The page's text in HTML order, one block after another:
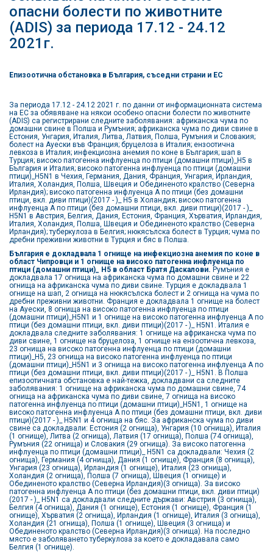
опасни болести по животните
(ADIS) за периода 17.12 - 24.12
2021г.
Епизоотична обстановка в България, съседни страни и ЕС
За периода 17.12 - 24.12 2021 г. по данни от информационната система
на ЕС за обявяване на някои особено опасни болести по животните
(ADIS) са регистрирани следните заболявания: африканска чума по
домашни свине в Полша и Румъния; африканска чума по диви свине в
Естония, Унгария, Италия, Литва, Латвия, Полша, Румъния и Словакия;
болест на Ауески във Франция; бруцелоза в Италия; ензоотична
левкоза в Италия; инфекциозна анемия по коне в България; шап в
Турция; високо патогенна инфлуенца по птици (домашни птици)_H5 в
България и Италия; високо патогенна инфлуенца по птици (домашни
птици)_H5N1 в Чехия, Германия, Дания, Франция, Унгария, Ирландия,
Италия, Холандия, Полша, Швеция и Обединеното кралство (Северна
Ирландия); високо патогенна инфлуенца А по птици (без домашни
птици, вкл. диви птици)(2017 - )_ H5 в Холандия; високо патогенна
инфлуенца А по птици (без домашни птици, вкл. диви птици)(2017 - )_
H5N1 в Австрия, Белгия, Дания, Естония, Франция, Хърватия, Ирландия,
Италия, Холандия, Полша, Швеция и Обединеното кралство (Северна
Ирландия); туберкулоза в Белгия; нюкясълска болест в Турция; чума по
дребни преживни животни в Турция и бяс в Полша.
България е докладвала 1 огнище на инфекциозна анемия по коне в
област Чипровци и 1 огнище на високо патогенна инфлуенца по
птици (домашни птици)_ H5 в област Братя Даскалови. Румъния е
докладвала 17 огнища на африканска чума по домашни свине и 22
огнища на африканска чума по диви свине. Турция е докладвала 1
огнище на шап, 2 огнища на нюкясълска болест и 2 огнища на чума по
дребни преживни животни. Франция е докладвала 1 огнище на болест
на Ауески, 8 огнища на високо патогенна инфлуенца по птици
(домашни птици)_H5N1 и 1 огнище на високо патогенна инфлуенца А по
птици (без домашни птици, вкл. диви птици)(2017 - )_ H5N1. Италия е
докладвала следните заболявания: 1 огнище на африканска чума по
диви свине, 1 огнище на бруцелоза, 1 огнище на ензоотична левкоза,
23 огнища на високо патогенна инфлуенца по птици (домашни
птици)_Н5, 23 огнища на високо патогенна инфлуенца по птици
(домашни птици)_Н5N1 и 3 огнища на високо патогенна инфлуенца А по
птици (без домашни птици, вкл. диви птици)(2017 - )_ Н5N1. В Полша
епизоотичната обстановка е най-тежка, докладвани са следните
заболявания: 1 огнище на африканска чума по домашни свине, 74
огнища на африканска чума по диви свине, 7 огнища на високо
патогенна инфлуенца по птици (домашни птици)_Н5N1, 1 огнище на
високо патогенна инфлуенца А по птици (без домашни птици, вкл. диви
птици)(2017 - )_ Н5N1 и 4 огнища на бяс. За африканска чума по диви
свине са докладвали: Естония (2 огнища), Унгария (10 огнища), Италия
(1 огнище), Литва (2 огнища), Латвия (17 огнища), Полша (74 огнища),
Румъния (22 огнища) и Словакия (29 огнища). За високо патогенна
инфлуенца по птици (домашни птици)_ Н5N1 са докладвали: Чехия (2
огнища), Германия (4 огнища), Дания (1 огнище), Франция (8 огнища),
Унгария (23 огнища), Ирландия (1 огнище), Италия (23 огнища),
Холандия (2 огнища), Полша (7 огнища), Швеция (1 огнище) и
Обединеното кралство (Северна Ирландия)(3 огнища). За високо
патогенна инфлуенца А по птици (без домашни птици, вкл. диви птици)
(2017 - )_ Н5N1 са докладвали следните държави: Австрия (3 огнища),
Белгия (4 огнища), Дания (1 огнище), Естония (1 огнище), Франция (1
огнище), Хърватия (2 огнища), Ирландия (1 огнище), Италия (3 огнища),
Холандия (21 огнища), Полша (1 огнище), Швеция (3 огнища) и
Обединеното кралство (Северна Ирландия)(3 огнища). На последно
място е заболяването туберкулоза за което е докладавала само
Белгия (1 огнище).